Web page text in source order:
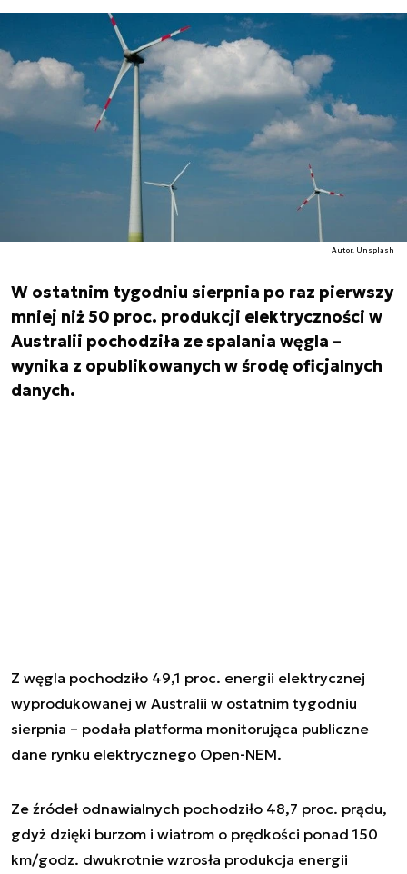
Autor. Unsplash
W ostatnim tygodniu sierpnia po raz pierwszy
mniej niż 50 proc. produkcji elektryczności w
Australii pochodziła ze spalania węgla –
wynika z opublikowanych w środę oficjalnych
danych.
Z węgla pochodziło 49,1 proc. energii elektrycznej
wyprodukowanej w Australii w ostatnim tygodniu
sierpnia – podała platforma monitorująca publiczne
dane rynku elektrycznego Open-NEM.
Ze źródeł odnawialnych pochodziło 48,7 proc. prądu,
gdyż dzięki burzom i wiatrom o prędkości ponad 150
km/godz. dwukrotnie wzrosła produkcja energii